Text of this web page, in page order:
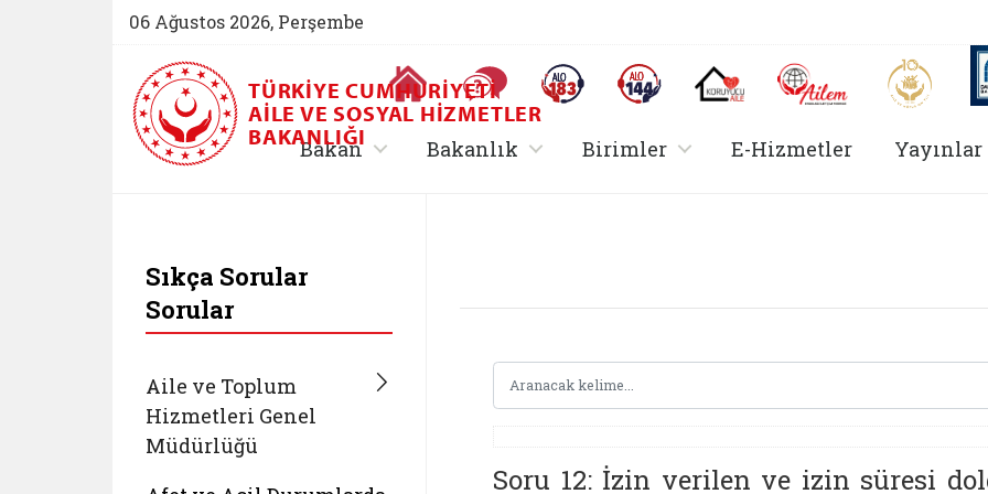
06 Ağustos 2026, Perşembe
Ana Sayfa Sıkça Sorulan SorularAlo 183 (yeni sekmede açılır)Alo 144 (yeni sekmede açılır)Koruyucu Aile (yeni sekmede açılır)
AİLEM İletişim Aile ve
TÜRKIYE CUMHURIYETI
AILE VE SOSYAL HIZMETLER
BAKANLIĞI
Bakan, alt menü içerir
Bakanlık , alt menü içerir
Birimler, alt menü içerir
E-Hizmetler Yayınlar
Sıkça Sorular
Sorular
Aile ve Toplum
Hizmetleri Genel
Müdürlüğü
Soru 12: İzin verilen ve izin süresi